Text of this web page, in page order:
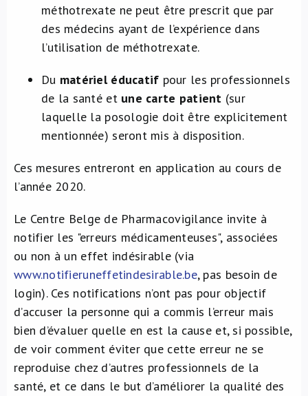
méthotrexate ne peut être prescrit que par
des médecins ayant de l’expérience dans
l’utilisation de méthotrexate.
Du matériel éducatif pour les professionnels
de la santé et une carte patient (sur
laquelle la posologie doit être explicitement
mentionnée) seront mis à disposition.
Ces mesures entreront en application au cours de
l’année 2020.
Le Centre Belge de Pharmacovigilance invite à
notifier les "erreurs médicamenteuses", associées
ou non à un effet indésirable (via
www.notifieruneffetindesirable.be, pas besoin de
login). Ces notifications n’ont pas pour objectif
d’accuser la personne qui a commis l’erreur mais
bien d’évaluer quelle en est la cause et, si possible,
de voir comment éviter que cette erreur ne se
reproduise chez d’autres professionnels de la
santé, et ce dans le but d’améliorer la qualité des